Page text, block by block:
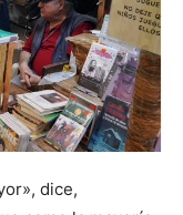
dice,